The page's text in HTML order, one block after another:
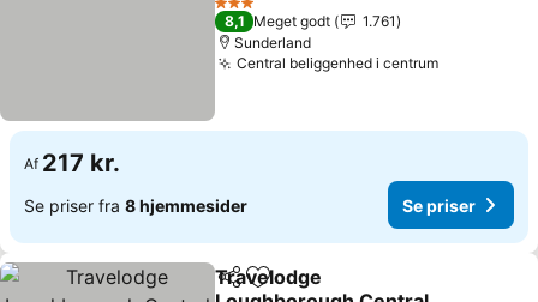
3 Stjerner
8,1 Meget godt
1.761
Sunderland
Central beliggenhed i centrum
Af 217 kr.
Se priser fra 8 hjemmesider Se priser
Del Føj til favoritter
Travelodge